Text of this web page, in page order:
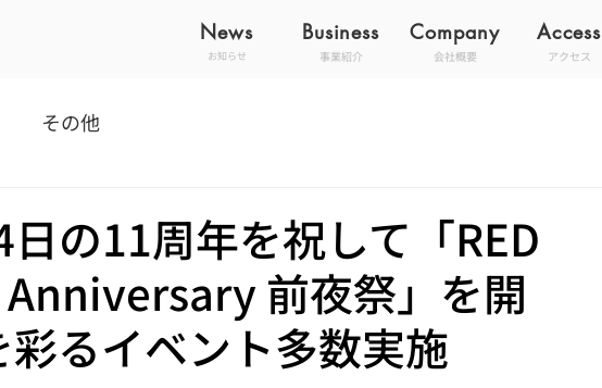
News Business
お知らせ 事業紹介
Access
アクセス
Company
会社概要
その他
の11周年を祝して「RED
前夜祭」を開
るイベント多数実施